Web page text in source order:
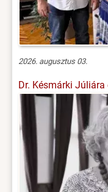
2026. augusztus 03.
Dr. Késmárki